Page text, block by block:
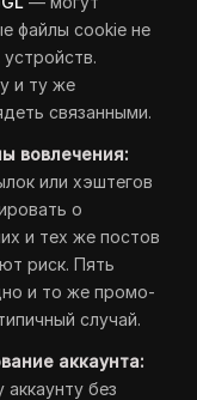
файлы cookie не
и ту же
связанными.
вовлечения:
или хэштегов
о
и тех же постов
риск. Пять
и то же промо-
случай.
аккаунта:
без